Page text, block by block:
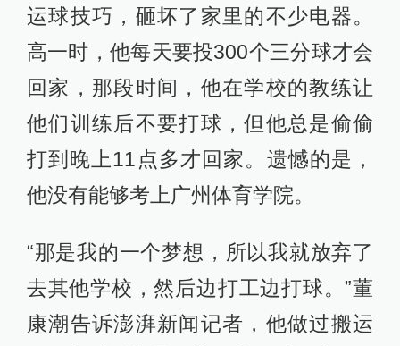
运球技巧，砸坏了家里的不少电器。
高一时，他每天要投300个三分球才会
回家，那段时间，他在学校的教练让
他们训练后不要打球，但他总是偷偷
打到晚上11点多才回家。遗憾的是，
他没有能够考上广州体育学院。
“那是我的一个梦想，所以我就放弃了
去其他学校，然后边打工边打球。”董
康潮告诉澎湃新闻记者，他做过搬运